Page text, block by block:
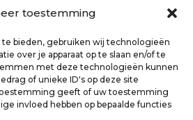
toestemming
bieden, gebruiken wij technologieën
over je apparaat op te slaan en/of te
met deze technologieën kunnen
of unieke ID's op deze site
geeft of uw toestemming
invloed hebben op bepaalde functies